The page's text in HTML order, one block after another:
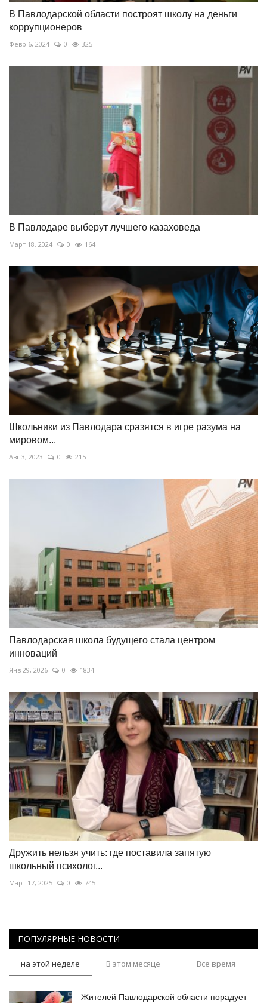
В Павлодарской области построят школу на деньги
коррупционеров
Февр 6, 2024 0 325
В Павлодаре выберут лучшего казаховеда
Март 18, 2024 0 164
Школьники из Павлодара сразятся в игре разума на
мировом...
Авг 3, 2023 0 215
Павлодарская школа будущего стала центром
инноваций
Янв 29, 2026 0 1834
Дружить нельзя учить: где поставила запятую
школьный психолог...
Март 17, 2025 0 745
ПОПУЛЯРНЫЕ НОВОСТИ
на этой неделе В этом месяце Все время
Жителей Павлодарской области порадует